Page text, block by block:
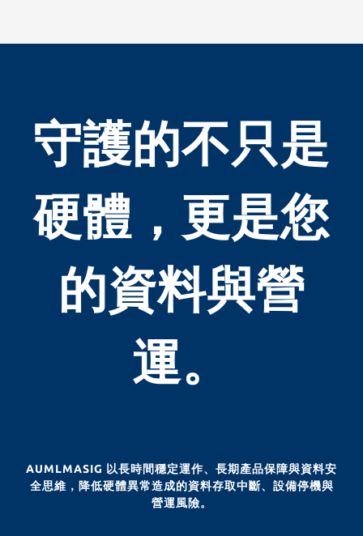
守護的不只是
硬體，更是您
的資料與營
運。
AUMLMASIG 以長時間穩定運作、長期產品保障與資料安
全思維，降低硬體異常造成的資料存取中斷、設備停機與
營運風險。